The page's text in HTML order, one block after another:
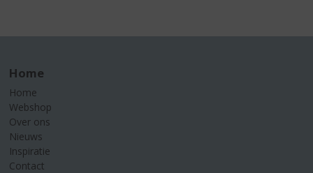
Home
Home
Webshop
Over ons
Nieuws
Inspiratie
Contact